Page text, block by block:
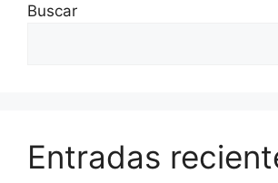
Buscar
Entradas